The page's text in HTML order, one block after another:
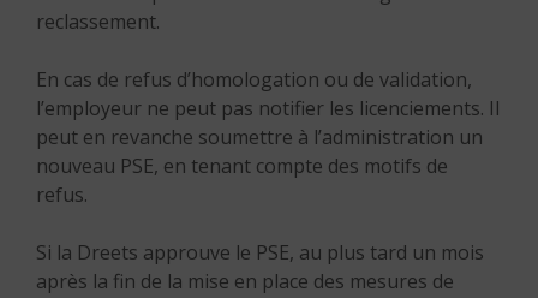
reclassement.
En cas de refus d’homologation ou de validation,
l’employeur ne peut pas notifier les licenciements. Il
peut en revanche soumettre à l’administration un
nouveau PSE, en tenant compte des motifs de
refus.
Si la Dreets approuve le PSE, au plus tard un mois
après la fin de la mise en place des mesures de